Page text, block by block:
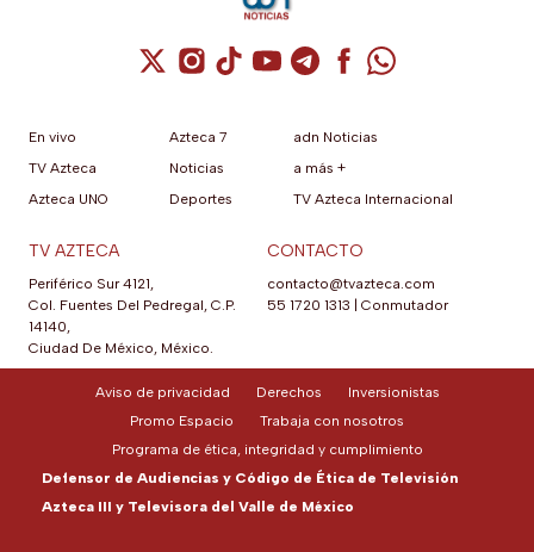
Cuenta de X / Twitter (se abre en una
Cuenta de Instagram (se abre en una
Cuenta de TikTok (se abre en
Cuenta de YouTube (se abre
Cuenta de Telegram (se
Cuenta de
Cuenta de
En vivo
TV Azteca
Azteca UNO
Azteca 7
Noticias
Deportes
adn Noticias
a más +
TV Azteca Internacional
TV AZTECA
Periférico Sur 4121,
Col. Fuentes Del Pedregal, C.P.
14140,
Ciudad De México, México.
CONTACTO
contacto@tvazteca.com
55 1720 1313
Conmutador
Aviso de privacidad Derechos
Inversionistas
Promo Espacio
Trabaja con nosotros
Programa de ética, integridad y cumplimiento
Defensor de Audiencias y Código de Ética de Televisión
Azteca III y Televisora del Valle de México